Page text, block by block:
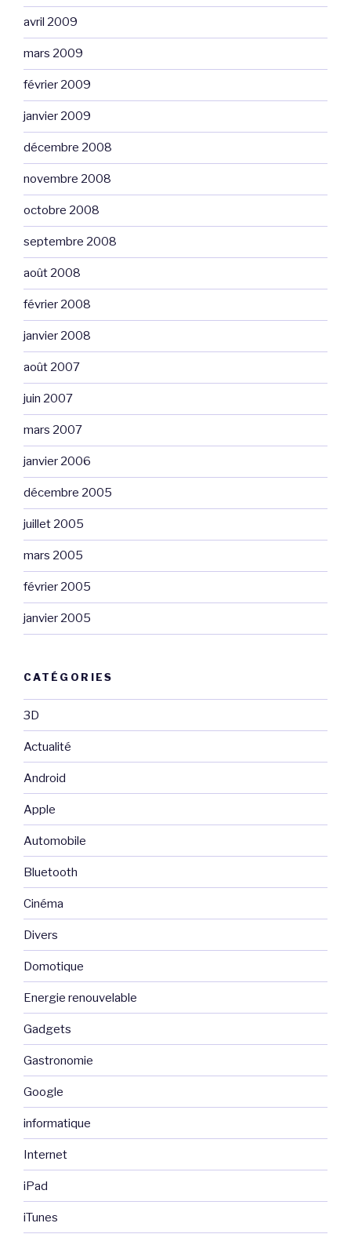
avril 2009
mars 2009
février 2009
janvier 2009
décembre 2008
novembre 2008
octobre 2008
septembre 2008
août 2008
février 2008
janvier 2008
août 2007
juin 2007
mars 2007
janvier 2006
décembre 2005
juillet 2005
mars 2005
février 2005
janvier 2005
CATÉGORIES
3D
Actualité
Android
Apple
Automobile
Bluetooth
Cinéma
Divers
Domotique
Energie renouvelable
Gadgets
Gastronomie
Google
informatique
Internet
iPad
iTunes